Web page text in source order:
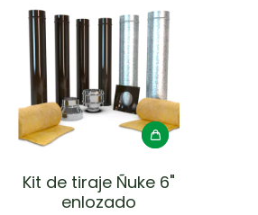
Kit de tiraje Ñuke 6"
enlozado